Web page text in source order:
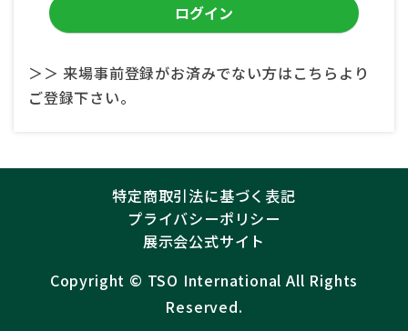
＞＞ 来場事前登録がお済みでない方はこちらより
ご登録下さい。
特定商取引法に基づく表記
プライバシーポリシー
展示会公式サイト
Copyright ©︎ TSO International All Rights
Reserved.